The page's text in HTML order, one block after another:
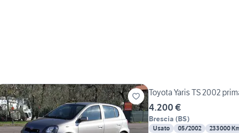
Toyota Yaris TS 2002
4.200 €
Brescia (BS)
Usato 05/2002 233000